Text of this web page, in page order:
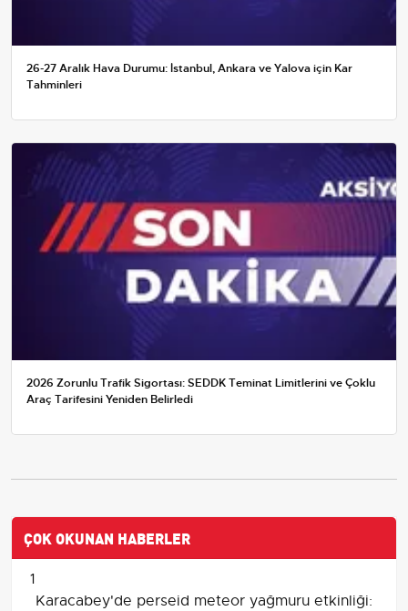
26-27 Aralık Hava Durumu: İstanbul, Ankara ve Yalova için Kar
Tahminleri
2026 Zorunlu Trafik Sigortası: SEDDK Teminat Limitlerini ve Çoklu
Araç Tarifesini Yeniden Belirledi
ÇOK OKUNAN HABERLER
1
Karacabey'de perseid meteor yağmuru etkinliği: